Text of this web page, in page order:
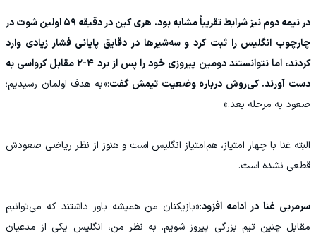
در نیمه دوم نیز شرایط تقریباً مشابه بود. هری کین در دقیقه ۵۹ اولین شوت در
چارچوب انگلیس را ثبت کرد و سه‌شیرها در دقایق پایانی فشار زیادی وارد
کردند، اما نتوانستند دومین پیروزی خود را پس از برد ۴-۲ مقابل کرواسی به
دست آورند. کی‌روش درباره وضعیت تیمش گفت:«به هدف اولمان رسیدیم؛
صعود به مرحله بعد.»
البته غنا با چهار امتیاز، هم‌امتیاز انگلیس است و هنوز از نظر ریاضی صعودش
قطعی نشده است.
سرمربی غنا در ادامه افزود:«بازیکنان من همیشه باور داشتند که می‌توانیم
مقابل چنین تیم بزرگی پیروز شویم. به نظر من، انگلیس یکی از مدعیان